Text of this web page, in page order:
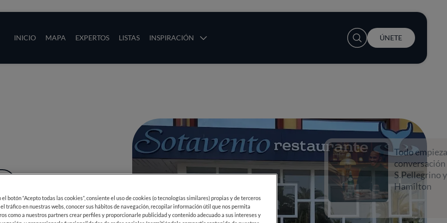
INICIO MAPA EXPERTOS LISTAS INSPIRACIÓN
User account menu
ÚNETE
Todo empieza con una
conversación con
S.Pellegrino y Lewis
Hamilton
el botón “Acepto todas las cookies”, consiente el uso de cookies (o tecnologías similares) propias y de terceros
tráfico en nuestras webs, conocer sus hábitos de navegación, recopilar información útil que nos permita
como a nuestros partners crear perfiles y proporcionarle publicidad y contenido adecuado a sus intereses y